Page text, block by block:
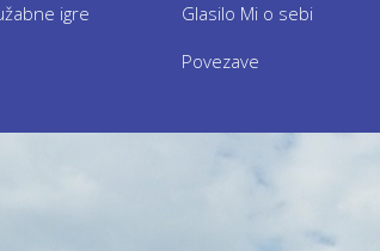
igre Glasilo Mi o sebi
Povezave